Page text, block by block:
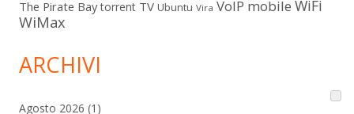
The Pirate Bay torrent TV Ubuntu Vira VoIP mobile WiFi
WiMax
ARCHIVI
Agosto 2026 (1)